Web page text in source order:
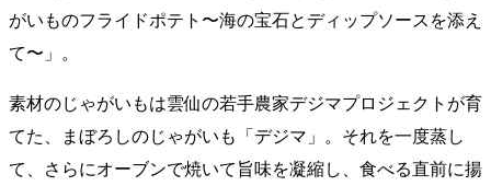
がいものフライドポテト〜海の宝石とディップソースを添え
て〜」。
素材のじゃがいもは雲仙の若手農家デジマプロジェクトが育
てた、まぼろしのじゃがいも「デジマ」。それを一度蒸し
て、さらにオーブンで焼いて旨味を凝縮し、食べる直前に揚